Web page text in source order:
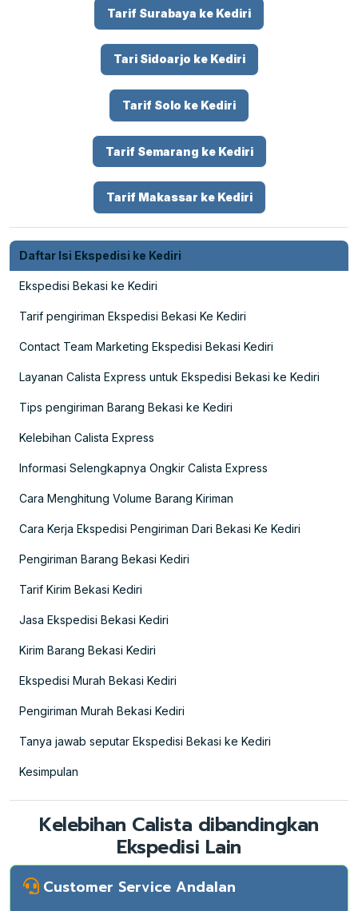
Tarif Surabaya ke Kediri
Tari Sidoarjo ke Kediri
Tarif Solo ke Kediri
Tarif Semarang ke Kediri
Tarif Makassar ke Kediri
Daftar Isi Ekspedisi ke Kediri
Ekspedisi Bekasi ke Kediri
Tarif pengiriman Ekspedisi Bekasi Ke Kediri
Contact Team Marketing Ekspedisi Bekasi Kediri
Layanan Calista Express untuk Ekspedisi Bekasi ke Kediri
Tips pengiriman Barang Bekasi ke Kediri
Kelebihan Calista Express
Informasi Selengkapnya Ongkir Calista Express
Cara Menghitung Volume Barang Kiriman
Cara Kerja Ekspedisi Pengiriman Dari Bekasi Ke Kediri
Pengiriman Barang Bekasi Kediri
Tarif Kirim Bekasi Kediri
Jasa Ekspedisi Bekasi Kediri
Kirim Barang Bekasi Kediri
Ekspedisi Murah Bekasi Kediri
Pengiriman Murah Bekasi Kediri
Tanya jawab seputar Ekspedisi Bekasi ke Kediri
Kesimpulan
Kelebihan Calista dibandingkan
Ekspedisi Lain
Customer Service Andalan